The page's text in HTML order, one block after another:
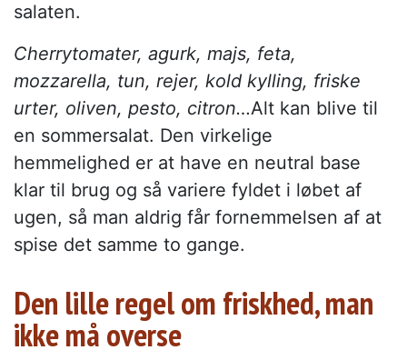
salaten.
Cherrytomater, agurk, majs, feta,
mozzarella, tun, rejer, kold kylling, friske
urter, oliven, pesto, citron…Alt kan blive til
en sommersalat. Den virkelige
hemmelighed er at have en neutral base
klar til brug og så variere fyldet i løbet af
ugen, så man aldrig får fornemmelsen af at
spise det samme to gange.
Den lille regel om friskhed, man
ikke må overse